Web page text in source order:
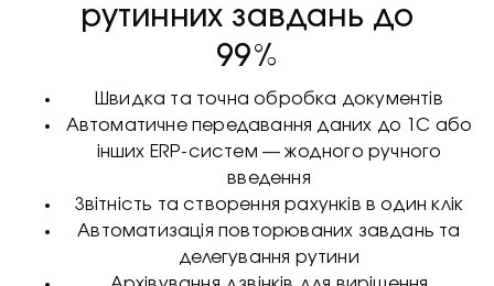
рутинних завдань до
99%
Швидка та точна обробка документів
Автоматичне передавання даних до 1С або
інших ERP-систем — жодного ручного
введення
Звітність та створення рахунків в один клік
Автоматизація повторюваних завдань та
делегування рутини